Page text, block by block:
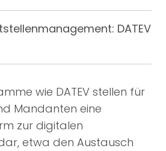
DATEV
wie DATEV stellen für
Mandanten eine
zur digitalen
etwa den Austausch